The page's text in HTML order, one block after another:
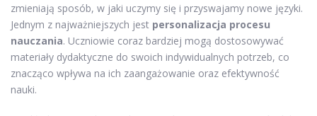
zmieniają sposób, w jaki uczymy się i przyswajamy nowe języki.
Jednym z najważniejszych jest personalizacja procesu
nauczania. Uczniowie coraz bardziej mogą dostosowywać
materiały dydaktyczne do swoich indywidualnych potrzeb, co
znacząco wpływa na ich zaangażowanie oraz efektywność
nauki.